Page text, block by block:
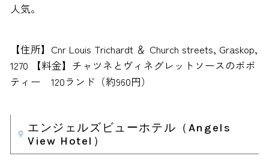
人気。
【住所】Cnr Louis Trichardt ＆ Church streets, Graskop,
1270 【料金】チャツネとヴィネグレットソースのボボ
ティー 120ランド（約960円）
エンジェルズビューホテル（Angels
View Hotel）